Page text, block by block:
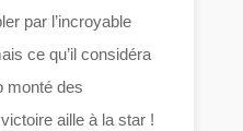
par l’incroyable
ce qu’il considéra
monté des
aille à la star !